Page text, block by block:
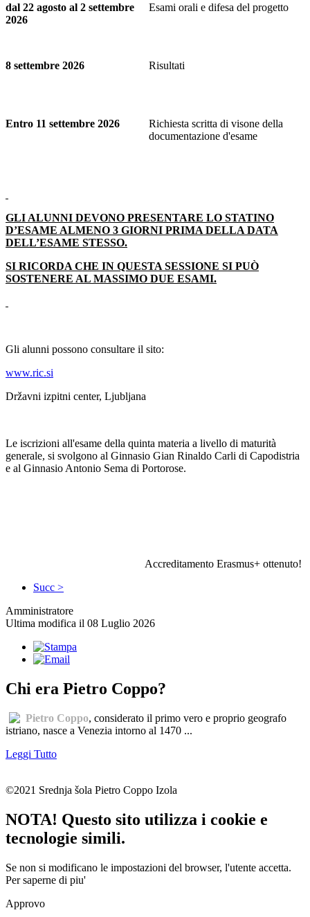
dal 22 agosto al 2 settembre
2026
Esami orali e difesa del progetto
8 settembre 2026 Risultati
Entro 11 settembre 2026
Richiesta scritta di visone della
documentazione d'esame
GLI ALUNNI DEVONO PRESENTARE LO STATINO
D’ESAME ALMENO 3 GIORNI PRIMA DELLA DATA
DELL’ESAME STESSO.
SI RICORDA CHE IN QUESTA SESSIONE SI PUÒ
SOSTENERE AL MASSIMO DUE ESAMI.
Gli alunni possono consultare il sito:
www.ric.si
Državni izpitni center, Ljubljana
Le iscrizioni all'esame della quinta materia a livello di maturità
generale, si svolgono al Ginnasio Gian Rinaldo Carli di Capodistria
e al Ginnasio Antonio Sema di Portorose.
Accreditamento Erasmus+ ottenuto!
Succ >
Amministratore
Ultima modifica il 08 Luglio 2026
Chi era Pietro Coppo?
Pietro Coppo, considerato il primo vero e proprio geografo
istriano, nasce a Venezia intorno al 1470 ...
Leggi Tutto
©2021 Srednja šola Pietro Coppo Izola
NOTA! Questo sito utilizza i cookie e
tecnologie simili.
Se non si modificano le impostazioni del browser, l'utente accetta.
Per saperne di piu'
Approvo